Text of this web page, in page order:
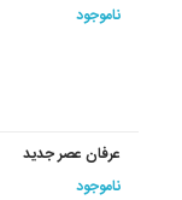
ناموجود
عرفان عصر جدید
ناموجود